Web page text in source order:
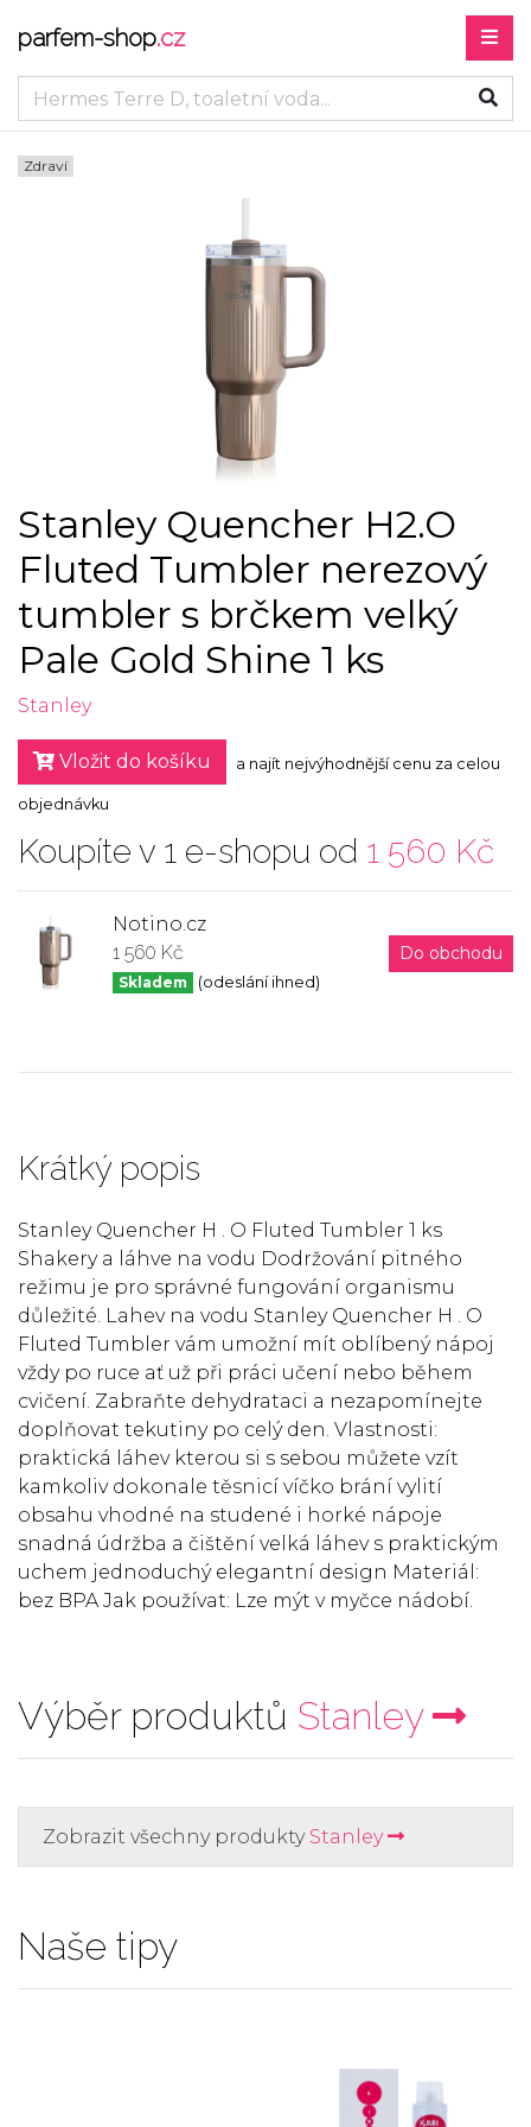
parfem-shop.cz
Zdraví
Stanley Quencher H2.O
Fluted Tumbler nerezový
tumbler s brčkem velký
Pale Gold Shine 1 ks
Stanley
Vložit do košíku a najít nejvýhodnější cenu za celou
objednávku
Koupíte v 1 e-shopu od 1 560 Kč
Notino.cz
1 560 Kč
Skladem (odeslání ihned)
Do obchodu
Krátký popis
Stanley Quencher H . O Fluted Tumbler 1 ks
Shakery a láhve na vodu Dodržování pitného
režimu je pro správné fungování organismu
důležité. Lahev na vodu Stanley Quencher H . O
Fluted Tumbler vám umožní mít oblíbený nápoj
vždy po ruce ať už při práci učení nebo během
cvičení. Zabraňte dehydrataci a nezapomínejte
doplňovat tekutiny po celý den. Vlastnosti:
praktická láhev kterou si s sebou můžete vzít
kamkoliv dokonale těsnicí víčko brání vylití
obsahu vhodné na studené i horké nápoje
snadná údržba a čištění velká láhev s praktickým
uchem jednoduchý elegantní design Materiál:
bez BPA Jak používat: Lze mýt v myčce nádobí.
Výběr produktů Stanley
Zobrazit všechny produkty Stanley
Naše tipy